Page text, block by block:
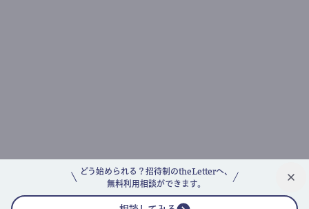
どう始められる？招待制のtheLetterへ、
無料利用相談ができます。